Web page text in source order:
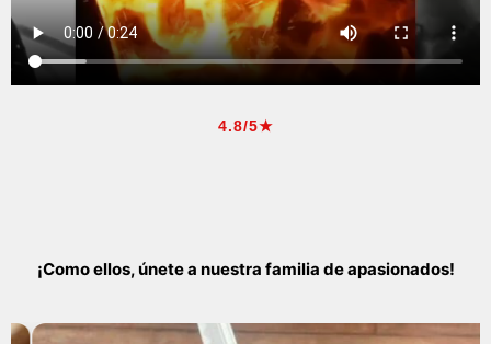
4.8/5★
¡Como ellos, únete a nuestra familia de apasionados!